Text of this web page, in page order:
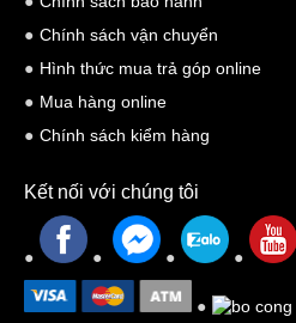
Chính sách vận chuyển
Hình thức mua trả góp online
Mua hàng online
Chính sách kiểm hàng
Kết nối với chúng tôi